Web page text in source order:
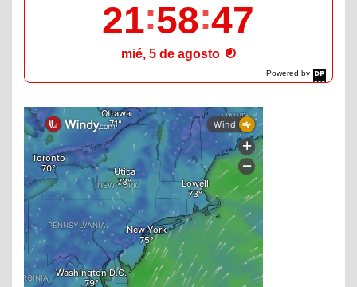
Powered by
DaysPedia.com
21 58 48
mié, 5 de agosto